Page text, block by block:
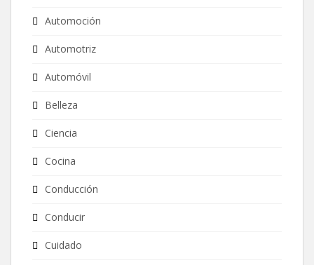
Automoción
Automotriz
Automóvil
Belleza
Ciencia
Cocina
Conducción
Conducir
Cuidado